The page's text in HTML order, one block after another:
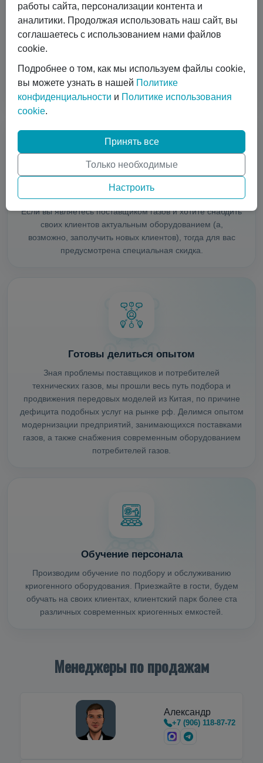
Передовое оборудование
ISO контейнеры, микробалки до 35 бар, недорогие
криоцилиндры, баллоны до 300 бар, комплексы по
смешиванию моногазов, телеметрия, расходники
(вентиля, клапана, регуляторы).
Специальные скидки
Если вы являетесь поставщиком газов и хотите снабдить
своих клиентов актуальным оборудованием (а,
возможно, заполучить новых клиентов), тогда для вас
предусмотрена специальная скидка.
Готовы делиться опытом
Зная проблемы поставщиков и потребителей
технических газов, мы прошли весь путь подбора и
продвижения передовых моделей из Китая, по причине
дефицита подобных услуг на рынке рф. Делимся опытом
модернизации предприятий, занимающихся поставками
газов, а также снабжения современным оборудованием
потребителей газов.
Обучение персонала
Производим обучение по подбору и обслуживанию
криогенного оборудования. Приезжайте в гости, будем
обучать на своих клиентах, клиентский парк более ста
различных современных криогенных емкостей.
Менеджеры по продажам
Александр
+7 (906) 118-87-72
работы сайта, персонализации контента и
аналитики. Продолжая использовать наш сайт, вы
соглашаетесь с использованием нами файлов
cookie.
Подробнее о том, как мы используем файлы cookie,
вы можете узнать в нашей Политике
конфиденциальности и Политике использования
cookie.
Принять все
Только необходимые
Настроить